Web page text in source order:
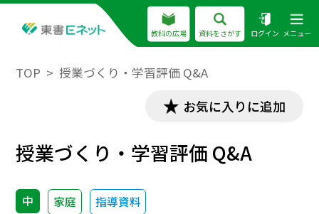
教科の広場 資料をさがす ログイン メニュー
TOP 授業づくり・学習評価 Q&A
お気に入りに追加
授業づくり・学習評価 Q&A
中 家庭 指導資料